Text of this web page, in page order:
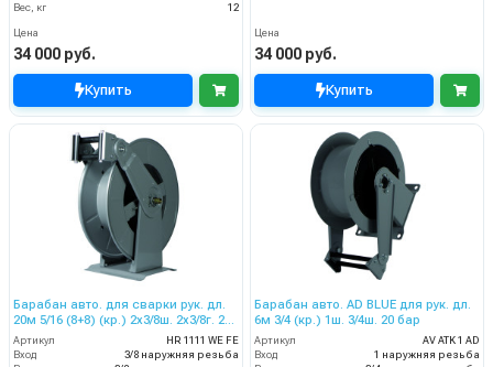
Вес, кг
12
Цена
34 000 руб.
Купить
Цена
34 000 руб.
Купить
Барабан авто. для сварки рук. дл.
20м 5/16 (8+8) (кр.) 2x3/8ш. 2x3/8г. 20
бар
Артикул
HR 1111 WE FE
Вход
3/8 наружняя резьба
Барабан авто. AD BLUE для рук. дл.
6м 3/4 (кр.) 1ш. 3/4ш. 20 бар
Артикул
AV ATK 1 AD
Вход
1 наружняя резьба